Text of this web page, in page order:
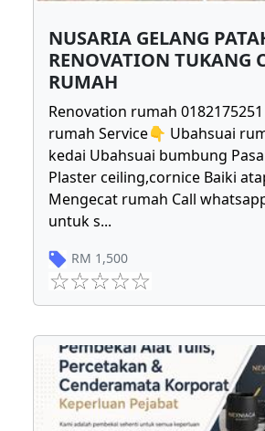
NUSARIA GELANG
RENOVATION TUKANG
RUMAH
Renovation rumah
rumah Service👇 Ubahsuai
kedai Ubahsuai bumbung
Plaster ceiling,cornice Baiki
Mengecat rumah Call
untuk s...
RM 1,500